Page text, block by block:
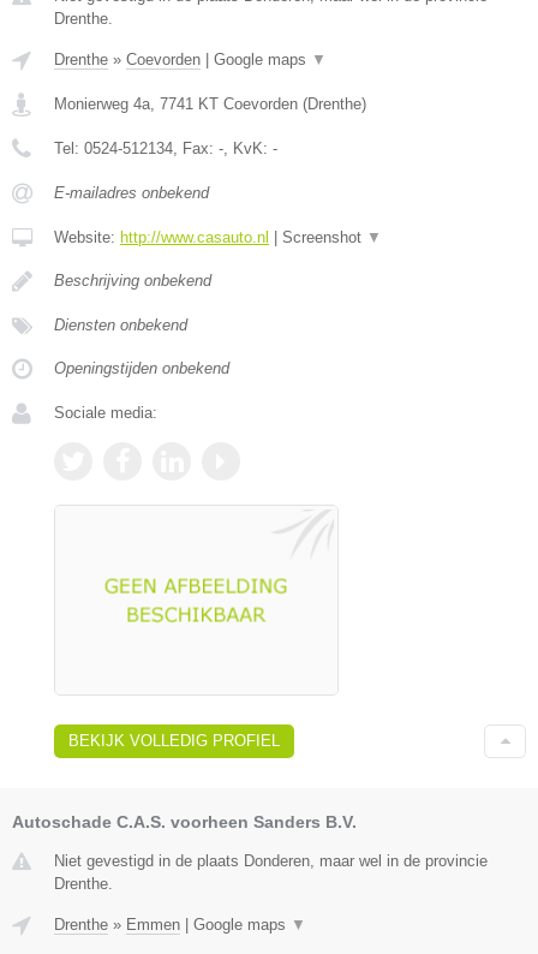
Drenthe.
Drenthe » Coevorden Google maps ▼
Monierweg 4a, 7741 KT Coevorden (Drenthe)
Tel: 0524-512134, Fax: -, KvK: -
E-mailadres onbekend
Website: http://www.casauto.nl Screenshot ▼
Beschrijving onbekend
Diensten onbekend
Openingstijden onbekend
Sociale media:
BEKIJK VOLLEDIG PROFIEL
Autoschade C.A.S. voorheen Sanders B.V.
Niet gevestigd in de plaats Donderen, maar wel in de provincie
Drenthe.
Drenthe » Emmen Google maps ▼